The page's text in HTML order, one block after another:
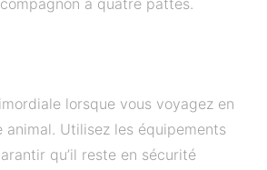
à quatre pattes.
lorsque vous voyagez en
Utilisez les équipements
qu’il reste en sécurité